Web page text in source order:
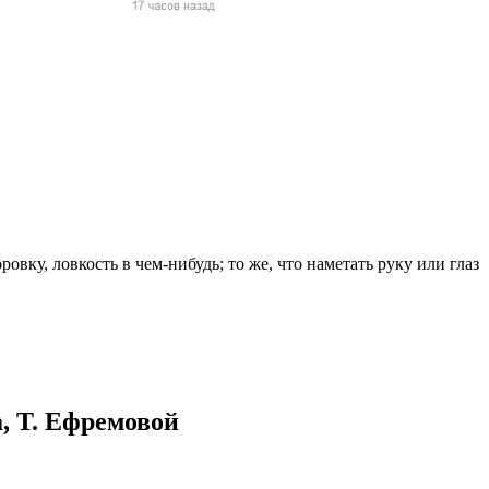
женщин и
страны),
ловкость в чем-нибудь; то же, что наметать руку или глаз
Т. Ефремовой